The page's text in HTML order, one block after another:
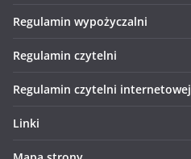
Regulamin wypożyczalni
Regulamin czytelni
Regulamin czytelni internetowej
Linki